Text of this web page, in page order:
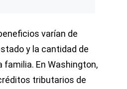
varían de
y la cantidad de
En Washington,
tributarios de